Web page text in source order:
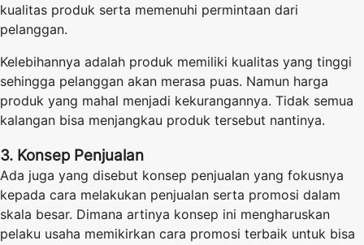
kualitas produk serta memenuhi permintaan dari
pelanggan.
Kelebihannya adalah produk memiliki kualitas yang tinggi
sehingga pelanggan akan merasa puas. Namun harga
produk yang mahal menjadi kekurangannya. Tidak semua
kalangan bisa menjangkau produk tersebut nantinya.
3. Konsep Penjualan
Ada juga yang disebut konsep penjualan yang fokusnya
kepada cara melakukan penjualan serta promosi dalam
skala besar. Dimana artinya konsep ini mengharuskan
pelaku usaha memikirkan cara promosi terbaik untuk bisa